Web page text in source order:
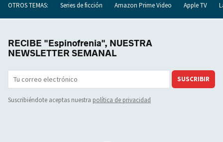
OTROS TEMAS: Series de ficción Amazon Prime Video Apple TV
RECIBE "Espinofrenia", NUESTRA
NEWSLETTER SEMANAL
SUSCRIBIR
Suscribiéndote aceptas nuestra política de privacidad